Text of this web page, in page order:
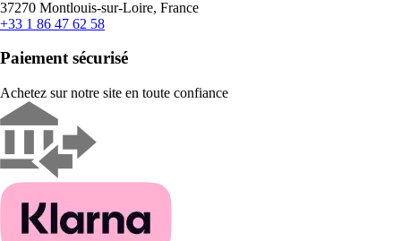
37270 Montlouis-sur-Loire, France
+33 1 86 47 62 58
Paiement sécurisé
Achetez sur notre site en toute confiance